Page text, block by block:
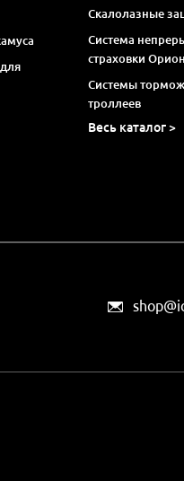
Скалолазные
Система
страховки
Системы
троллеев
Весь каталог >